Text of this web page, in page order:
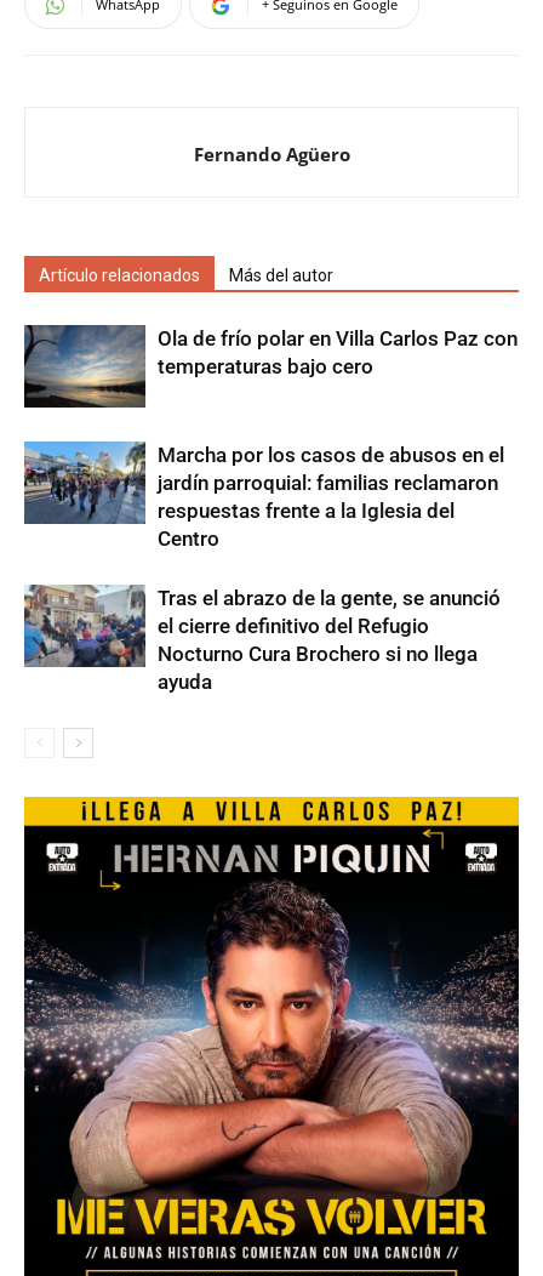
WhatsApp + Seguinos en Google
Fernando Agüero
Artículo relacionados Más del autor
Ola de frío polar en Villa Carlos Paz con
temperaturas bajo cero
Marcha por los casos de abusos en el
jardín parroquial: familias reclamaron
respuestas frente a la Iglesia del
Centro
Tras el abrazo de la gente, se anunció
el cierre definitivo del Refugio
Nocturno Cura Brochero si no llega
ayuda